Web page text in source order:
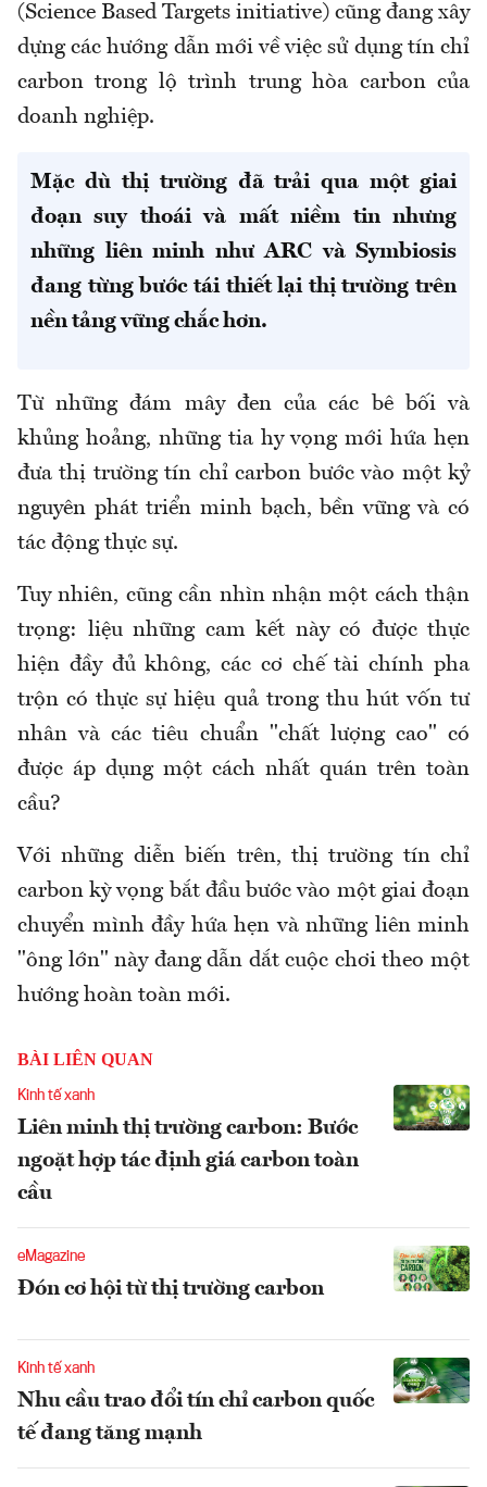
(Science Based Targets initiative) cũng đang xây
dựng các hướng dẫn mới về việc sử dụng tín chỉ
carbon trong lộ trình trung hòa carbon của
doanh nghiệp.
Mặc dù thị trường đã trải qua một giai
đoạn suy thoái và mất niềm tin nhưng
những liên minh như ARC và Symbiosis
đang từng bước tái thiết lại thị trường trên
nền tảng vững chắc hơn.
Từ những đám mây đen của các bê bối và
khủng hoảng, những tia hy vọng mới hứa hẹn
đưa thị trường tín chỉ carbon bước vào một kỷ
nguyên phát triển minh bạch, bền vững và có
tác động thực sự.
Tuy nhiên, cũng cần nhìn nhận một cách thận
trọng: liệu những cam kết này có được thực
hiện đầy đủ không,các cơ chế tài chính pha
trộn có thực sự hiệu quả trong thu hút vốn tư
nhân và các tiêu chuẩn "chất lượng cao" có
được áp dụng một cách nhất quán trên toàn
cầu?
Với những diễn biến trên, thị trường tín chỉ
carbon kỳ vọng bắt đầu bước vào một giai đoạn
chuyển mình đầy hứa hẹn và những liên minh
"ông lớn" này đang dẫn dắt cuộc chơi theo một
hướng hoàn toàn mới.
BÀI LIÊN QUAN
Kinh tế xanh
Liên minh thị trường carbon: Bước
ngoặt hợp tác định giá carbon toàn
cầu
eMagazine
Đón cơ hội từ thị trường carbon
Kinh tế xanh
Nhu cầu trao đổi tín chỉ carbon quốc
tế đang tăng mạnh